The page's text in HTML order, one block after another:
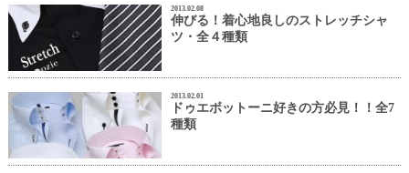
2013.02.08
伸びる！着心地良しのストレッチシャ
ツ・全４種類
2013.02.01
ドゥエボットーニ好きの方必見！！全7
種類